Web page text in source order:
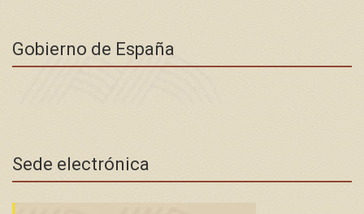
Gobierno de España
Sede electrónica